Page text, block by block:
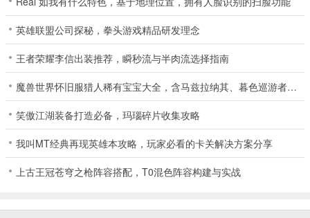
英雄联盟公司探秘，拳头游戏精品研发理念
王者荣耀李信出装推荐，瞬秒流与半肉流选择指南
魔兽世界怀旧服猎人稀有宝宝大全，含马兹拉纳其、暮色巡游者等，附详细坐标
笑傲江湖装备打造必备，玛瑙碎片收集攻略
我叫MT经典再现英雄本攻略，玩家必看的卡关解决方案分享
上古王冠苍穹之枪阵容搭配，T0混色阵容构建与实战